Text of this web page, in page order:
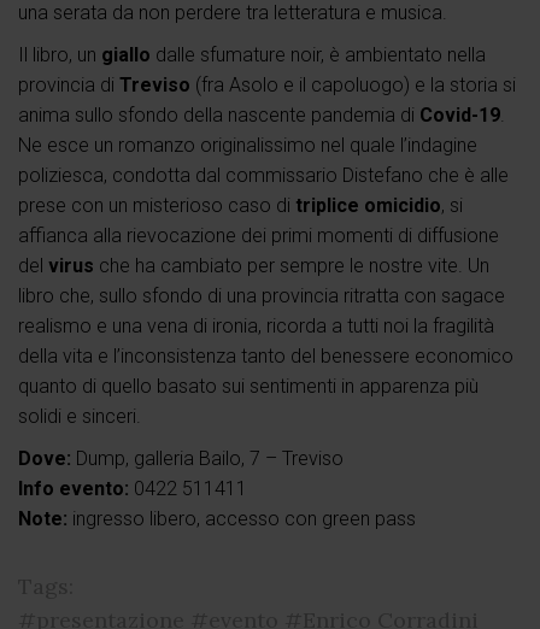
una serata da non perdere tra letteratura e musica.
Il libro, un giallo dalle sfumature noir, è ambientato nella
provincia di Treviso (fra Asolo e il capoluogo) e la storia si
anima sullo sfondo della nascente pandemia di Covid-19.
Ne esce un romanzo originalissimo nel quale l’indagine
poliziesca, condotta dal commissario Distefano che è alle
prese con un misterioso caso di triplice omicidio, si
affianca alla rievocazione dei primi momenti di diffusione
del virus che ha cambiato per sempre le nostre vite. Un
libro che, sullo sfondo di una provincia ritratta con sagace
realismo e una vena di ironia, ricorda a tutti noi la fragilità
della vita e l’inconsistenza tanto del benessere economico
quanto di quello basato sui sentimenti in apparenza più
solidi e sinceri.
Dove: Dump, galleria Bailo, 7 – Treviso
Info evento: 0422 511411
Note: ingresso libero, accesso con green pass